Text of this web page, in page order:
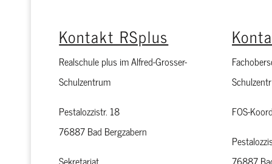
Kontakt RSplus
Realschule plus im Alfred-Grosser-
Schulzentrum
Pestalozzistr. 18
76887 Bad Bergzabern
FOS-